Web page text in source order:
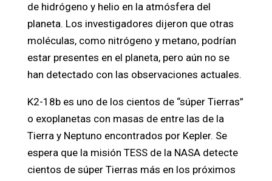
de hidrógeno y helio en la atmósfera del
planeta. Los investigadores dijeron que otras
moléculas, como nitrógeno y metano, podrían
estar presentes en el planeta, pero aún no se
han detectado con las observaciones actuales.
K2-18b es uno de los cientos de “súper Tierras”
o exoplanetas con masas de entre las de la
Tierra y Neptuno encontrados por Kepler. Se
espera que la misión TESS de la NASA detecte
cientos de súper Tierras más en los próximos